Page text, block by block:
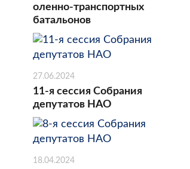
оленно-транспортных
батальонов
27.06.2024
11-я сессия Собрания
депутатов НАО
18.04.2024